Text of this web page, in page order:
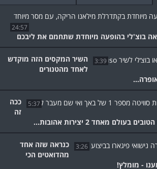
24:57
בוצ'לי בהופעה מיוחדת שתחמם את ליבכם
3:39
השיר המקסים הזה מוקדש
לאחד מהטנורים
5:37
ככה
זה
מאחד 2 יצירות אהובות...
3:26
כנראה שזה אחד
מהדואטים הכי
- מומלץ!